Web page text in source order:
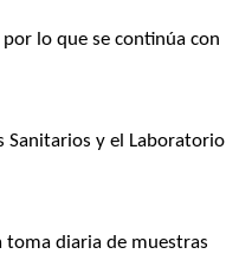
por lo que se continúa con
Sanitarios y el Laboratorio
toma diaria de muestras